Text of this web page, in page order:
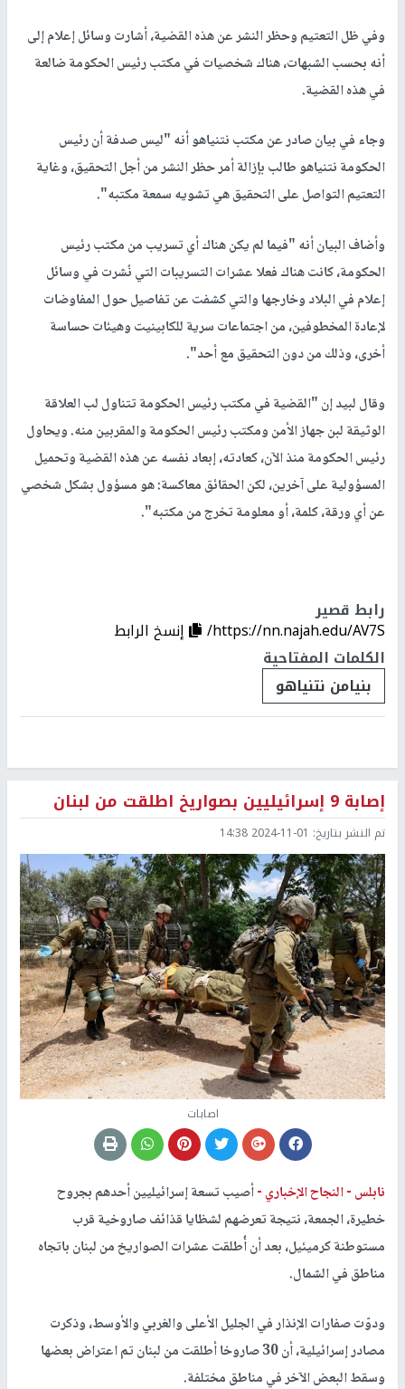
وفي ظل التعتيم وحظر النشر عن هذه القضية، أشارت وسائل إعلام إلى
أنه بحسب الشبهات، هناك شخصيات في مكتب رئيس الحكومة ضالعة
في هذه القضية.
وجاء في بيان صادر عن مكتب نتنياهو أنه "ليس صدفة أن رئيس
الحكومة نتنياهو طالب بإزالة أمر حظر النشر من أجل التحقيق، وغاية
التعتيم التواصل على التحقيق هي تشويه سمعة مكتبه".
وأضاف البيان أنه "فيما لم يكن هناك أي تسريب من مكتب رئيس
الحكومة، كانت هناك فعلا عشرات التسريبات التي نُشرت في وسائل
إعلام في البلاد وخارجها والتي كشفت عن تفاصيل حول المفاوضات
لإعادة المخطوفين، من اجتماعات سرية للكابينيت وهيئات حساسة
أخرى، وذلك من دون التحقيق مع أحد".
وقال لبيد إن "القضية في مكتب رئيس الحكومة تتناول لب العلاقة
الوثيقة لبن جهاز الأمن ومكتب رئيس الحكومة والمقربين منه. ويحاول
رئيس الحكومة منذ الآن، كعادته، إبعاد نفسه عن هذه القضية وتحميل
المسؤولية على آخرين، لكن الحقائق معاكسة: هو مسؤول بشكل شخصي
عن أي ورقة، كلمة، أو معلومة تخرج من مكتبه".
رابط قصير
https://nn.najah.edu/AV7S/
إنسخ الرابط
الكلمات المفتاحية
بنيامن نتنياهو
إصابة 9 إسرائيليين بصواريخ اطلقت من لبنان
تم النشر بتاريخ: 2024-11-01 14:38
اصابات
نابلس -النجاح الإخباري -أصيب تسعة إسرائيليين أحدهم بجروح
خطيرة، الجمعة، نتيجة تعرضهم لشظايا قذائف صاروخية قرب
مستوطنة كرميئيل، بعد أن أُطلقت عشرات الصواريخ من لبنان باتجاه
مناطق في الشمال.
ودوّت صفارات الإنذار في الجليل الأعلى والغربي والأوسط، وذكرت
مصادر إسرائيلية، أن 30 صاروخا أطلقت من لبنان تم اعتراض بعضها
وسقط البعض الآخر في مناطق مختلفة.